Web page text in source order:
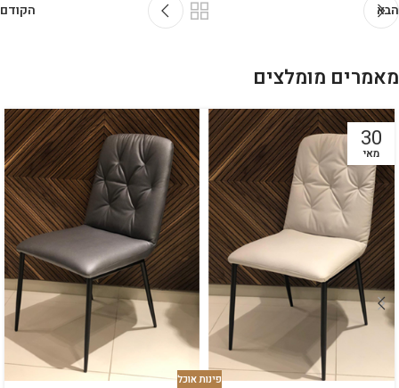
הבא הקודם
מאמרים מומלצים
30
מאי
פינות אוכל